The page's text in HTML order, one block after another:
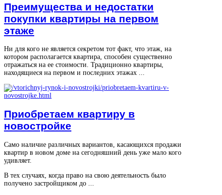
Преимущества и недостатки
покупки квартиры на первом
этаже
Ни для кого не является секретом тот факт, что этаж, на
котором располагается квартира, способен существенно
отражаться на ее стоимости. Традиционно квартиры,
находящиеся на первом и последних этажах ...
Приобретаем квартиру в
новостройке
Само наличие различных вариантов, касающихся продажи
квартир в новом доме на сегодняшний день уже мало кого
удивляет.
В тех случаях, когда право на свою деятельность было
получено застройщиком до ...